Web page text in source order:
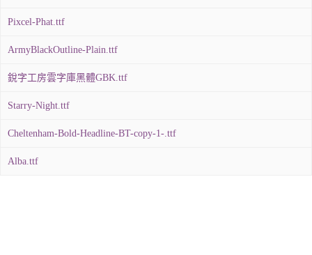
Pixcel-Phat.ttf
ArmyBlackOutline-Plain.ttf
銳字工房雲字庫黑體GBK.ttf
Starry-Night.ttf
Cheltenham-Bold-Headline-BT-copy-1-.ttf
Alba.ttf